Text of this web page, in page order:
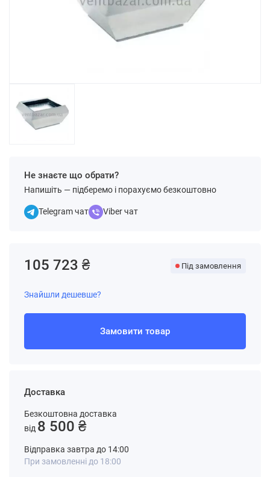
Не знаєте що обрати?
Напишіть — підберемо і порахуємо безкоштовно
Telegram чат Viber чат
Доставка
Безкоштовна доставка
від 8 500 ₴
Відправка завтра до 14:00
При замовленні до 18:00
105 723 ₴ Під замовлення
Знайшли дешевше?
Замовити товар